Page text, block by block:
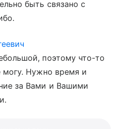
быть связано с
поэтому что-то
могу. Нужно время и
за Вами и Вашими